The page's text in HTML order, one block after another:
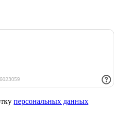
персональных данных